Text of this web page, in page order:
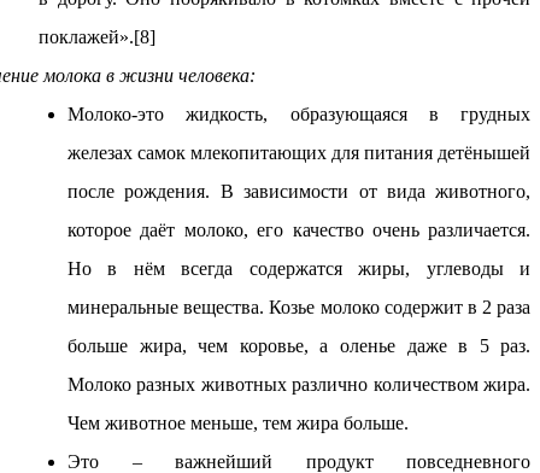
поклажей».[8]
молока в жизни человека:
Молоко-это жидкость, образующаяся в грудных
железах самок млекопитающих для питания детёнышей
после рождения. В зависимости от вида животного,
которое даёт молоко, его качество очень различается.
Но в нём всегда содержатся жиры, углеводы и
минеральные вещества. Козье молоко содержит в 2 раза
больше жира, чем коровье, а оленье даже в 5 раз.
Молоко разных животных различно количеством жира.
Чем животное меньше, тем жира больше.
Это – важнейший продукт повседневного